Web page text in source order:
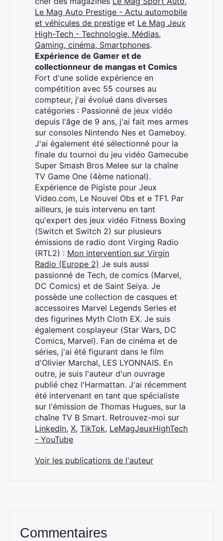
Le Mag Auto Prestige - Actu automobile
et véhicules de prestige et Le Mag Jeux
High-Tech - Technologie, Médias,
Gaming, cinéma, Smartphones.
Expérience de Gamer et de
collectionneur de mangas et Comics
Fort d'une solide expérience en
compétition avec 55 courses au
compteur, j'ai évolué dans diverses
catégories : Passionné de jeux vidéo
depuis l'âge de 9 ans, j'ai fait mes armes
sur consoles Nintendo Nes et Gameboy.
J'ai également été sélectionné pour la
finale du tournoi du jeu vidéo Gamecube
Super Smash Bros Melee sur la chaîne
TV Game One (4ème national).
Expérience de Pigiste pour Jeux
Video.com, Le Nouvel Obs et e TF1. Par
ailleurs, je suis intervenu en tant
qu'expert des jeux vidéo Fitness Boxing
(Switch et Switch 2) sur plusieurs
émissions de radio dont Virging Radio
(RTL2) : Mon intervention sur Virgin
Radio (Europe 2) Je suis aussi
passionné de Tech, de comics (Marvel,
DC Comics) et de Saint Seiya. Je
possède une collection de casques et
accessoires Marvel Legends Series et
des figurines Myth Cloth EX. Je suis
également cosplayeur (Star Wars, DC
Comics, Marvel). Fan de cinéma et de
séries, j'ai été figurant dans le film
d'Olivier Marchal, LES LYONNAIS. En
outre, je suis l'auteur d'un ouvrage
publié chez l'Harmattan. J'ai récemment
été intervenant en tant que spécialiste
sur l'émission de Thomas Hugues, sur la
chaîne TV B Smart. Retrouvez-moi sur
LinkedIn, X, TikTok, LeMagJeuxHighTech
- YouTube
Voir les publications de l'auteur
Commentaires
Rechercher
: